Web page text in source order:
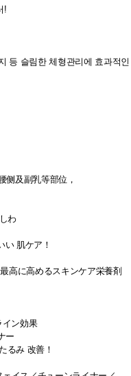
!
등 슬림한 체형관리에 효과적인
侧及副乳等部位，
わ
い 肌ケア！
高に高めるスキンケア栄養剤
イン効果
ー
るみ 改善！